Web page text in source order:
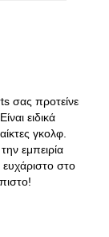
σας προτείνει
ειδικά
γκολφ.
εμπειρία
ευχάριστο στο